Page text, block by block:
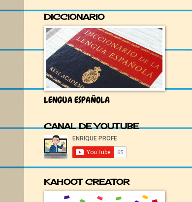
DICCIONARIO
LENGUA ESPAÑOLA
CANAL DE YOUTUBE
KAHOOT CREATOR